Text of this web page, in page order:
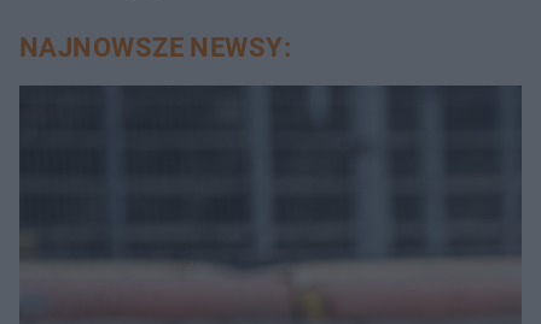
NAJNOWSZE NEWSY: